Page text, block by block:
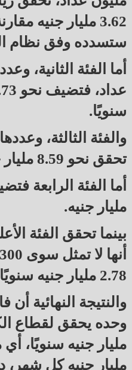
3.62 مليار جنيه
ستسدده وفق نظام
سنويًا.
تحقق نحو 8.59 مليار جنيه.
مليار جنيه.
بينما تحقق الفئة
2.78 مليار جنيه سنويًا.
والنتيجة النهائية أن
مليار جنيه كل